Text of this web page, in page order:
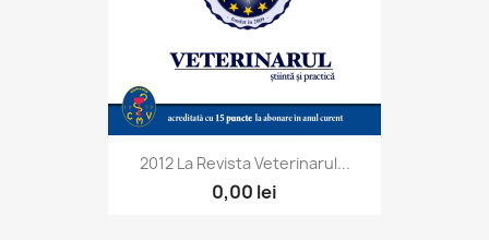
2012 La Revista Veterinarul...
0,00 lei